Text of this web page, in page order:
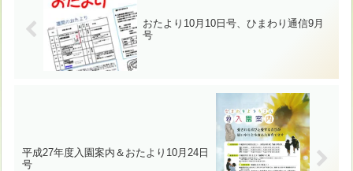
おたより10月10日号、ひまわり通信9月
号
平成27年度入園案内＆おたより10月24日
号